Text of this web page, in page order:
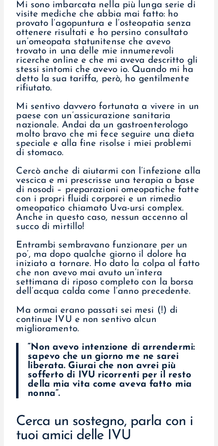
Mi sono imbarcata nella più lunga serie di
visite mediche che abbia mai fatto: ho
provato l’agopuntura e l’osteopatia senza
ottenere risultati e ho persino consultato
un’omeopata statunitense che avevo
trovato in una delle mie innumerevoli
ricerche online e che mi aveva descritto gli
stessi sintomi che avevo io. Quando mi ha
detto la sua tariffa, però, ho gentilmente
rifiutato.
Mi sentivo davvero fortunata a vivere in un
paese con un’assicurazione sanitaria
nazionale. Andai da un gastroenterologo
molto bravo che mi fece seguire una dieta
speciale e alla fine risolse i miei problemi
di stomaco.
Cercò anche di aiutarmi con l’infezione alla
vescica e mi prescrisse una terapia a base
di nosodi – preparazioni omeopatiche fatte
con i propri fluidi corporei e un rimedio
omeopatico chiamato Uva-ursi complex.
Anche in questo caso, nessun accenno al
succo di mirtillo!
Entrambi sembravano funzionare per un
po’, ma dopo qualche giorno il dolore ha
iniziato a tornare. Ho dato la colpa al fatto
che non avevo mai avuto un’intera
settimana di riposo completo con la borsa
dell’acqua calda come l’anno precedente.
Ma ormai erano passati sei mesi (!) di
continue IVU e non sentivo alcun
miglioramento.
“Non avevo intenzione di arrendermi:
sapevo che un giorno me ne sarei
liberata. Giurai che non avrei più
sofferto di IVU ricorrenti per il resto
della mia vita come aveva fatto mia
nonna”.
Cerca un sostegno, parla con i
tuoi amici delle IVU